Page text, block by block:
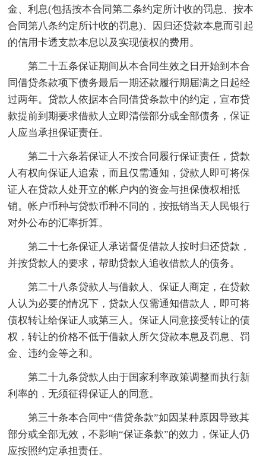
金、利息(包括按本合同第二条约定所计收的罚息、按本
合同第八条约定所计收的罚息)、因归还贷款本息而引起
的信用卡透支款本息以及实现债权的费用。
第二十五条保证期间从本合同生效之日开始到本合
同借贷条款项下债务最后一期还款履行期届满之日起经
过两年。贷款人依据本合同借贷条款中的约定，宣布贷
款提前到期要求借款人立即清偿部分或全部债务，保证
人应当承担保证责任。
第二十六条若保证人不按合同履行保证责任，贷款
人有权向保证人追索，而且仅需通知，贷款人即可将保
证人在贷款人处开立的帐户内的资金与担保债权相抵
销。帐户币种与贷款币种不同的，按抵销当天人民银行
对外公布的汇率折算。
第二十七条保证人承诺督促借款人按时归还贷款，
并按贷款人的要求，帮助贷款人追收借款人的债务。
第二十八条贷款人与借款人、保证人商定，在贷款
人认为必要的情况下，贷款人仅需通知借款人，即可将
债权转让给保证人或第三人。保证人同意接受转让的债
权，转让的价格不低于借款人所欠贷款本息及罚息、罚
金、违约金等之和。
第二十九条贷款人由于国家利率政策调整而执行新
利率的，无须征得保证人的同意。
第三十条本合同中“借贷条款”如因某种原因导致其
部分或全部无效，不影响“保证条款”的效力，保证人仍
应按照约定承担责任。